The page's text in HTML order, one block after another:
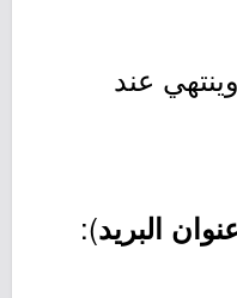
اليوم الخميس بتاريخ 1443/02/02هـ الموافق 2021/09/09م وينتهي عند
البريد):